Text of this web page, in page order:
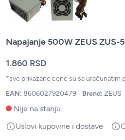
Napajanje 500W ZEUS
1.860 RSD
*sve prikazane cene su sa uračunatim
EAN: 8606027920479 Brend: ZEUS
Nije na stanju.
Uslovi kupovine i dostave